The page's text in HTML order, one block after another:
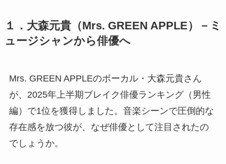
１．大森元貴（Mrs. GREEN APPLE）－ミ
ュージシャンから俳優へ
Mrs. GREEN APPLEのボーカル・大森元貴さん
が、2025年上半期ブレイク俳優ランキング（男性
編）で1位を獲得しました。音楽シーンで圧倒的な
存在感を放つ彼が、なぜ俳優として注目されたの
でしょうか。